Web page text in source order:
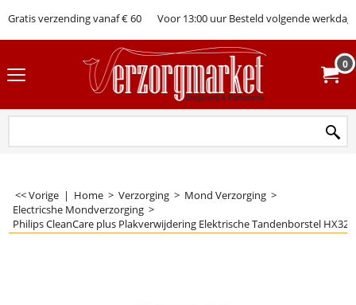
Gratis verzending vanaf € 60 Voor 13:00 uur Besteld volgende werkdag
0
<< Vorige | Home > Verzorging > Mond Verzorging >
Electricshe Mondverzorging >
Philips CleanCare plus Plakverwijdering Elektrische Tandenborstel